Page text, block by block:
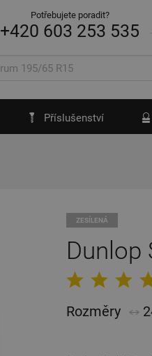
Potřebujete poradit?
+420 603 253 535
Příslušenství
ZESÍLENÁ
Dunlop
Rozměry